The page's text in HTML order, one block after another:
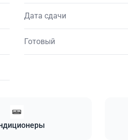
Дата сдачи
Готовый